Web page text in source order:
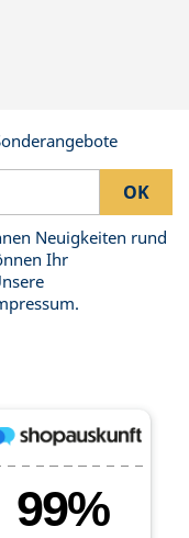
Neuigkeiten rund
Ihr